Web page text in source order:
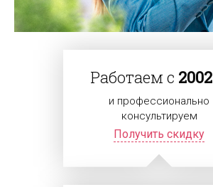
Работаем с 2002
и профессионально
консультируем
Получить скидку